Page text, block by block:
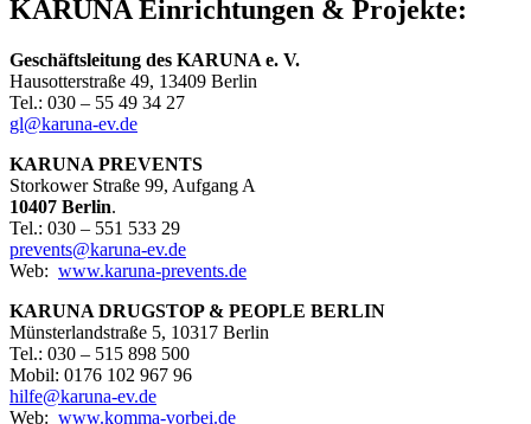
KARUNA Einrichtungen & Projekte:
Geschäftsleitung des KARUNA e. V.
Hausotterstraße 49, 13409 Berlin
Tel.: 030 – 55 49 34 27
gl@karuna-ev.de
KARUNA PREVENTS
Storkower Straße 99, Aufgang A
10407 Berlin.
Tel.: 030 – 551 533 29
prevents@karuna-ev.de
Web: www.karuna-prevents.de
KARUNA DRUGSTOP & PEOPLE BERLIN
Münsterlandstraße 5, 10317 Berlin
Tel.: 030 – 515 898 500
Mobil: 0176 102 967 96
hilfe@karuna-ev.de
Web: www.komma-vorbei.de